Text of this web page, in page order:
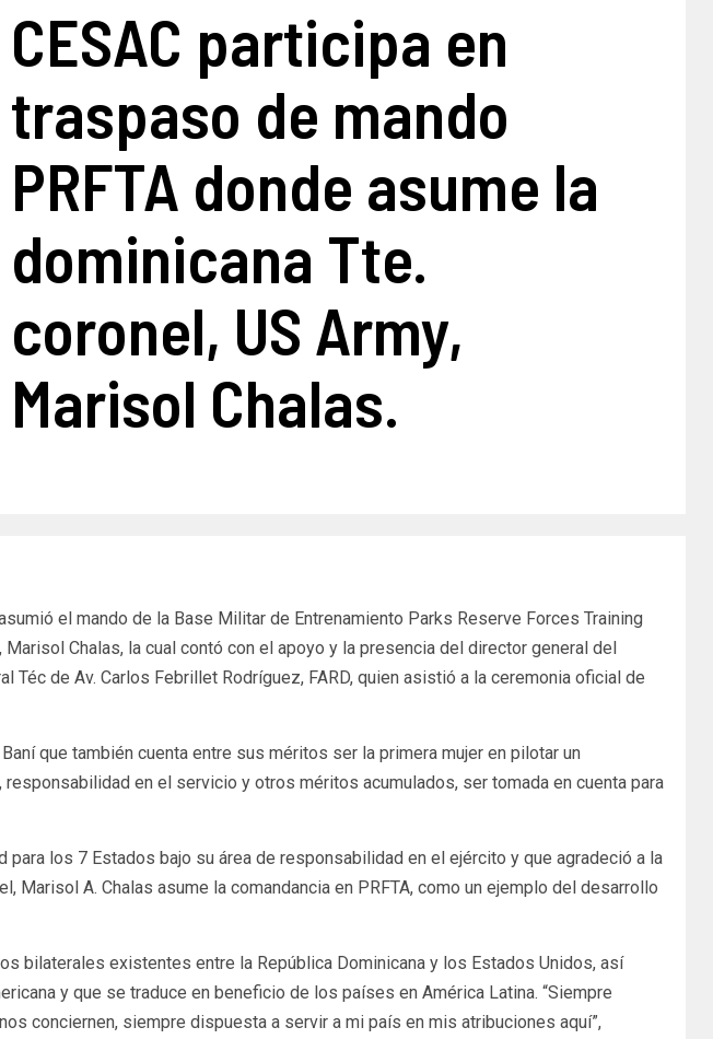
CESAC participa en
traspaso de mando
PRFTA donde asume la
dominicana Tte.
coronel, US Army,
Marisol Chalas.
el mando de la Base Militar de Entrenamiento Parks Reserve Forces Training
Chalas, la cual contó con el apoyo y la presencia del director general del
Téc de Av. Carlos Febrillet Rodríguez, FARD, quien asistió a la ceremonia oficial de
que también cuenta entre sus méritos ser la primera mujer en pilotar un
en el servicio y otros méritos acumulados, ser tomada en cuenta para
los 7 Estados bajo su área de responsabilidad en el ejército y que agradeció a la
A. Chalas asume la comandancia en PRFTA, como un ejemplo del desarrollo
bilaterales existentes entre la República Dominicana y los Estados Unidos, así
y que se traduce en beneficio de los países en América Latina. “Siempre
conciernen, siempre dispuesta a servir a mi país en mis atribuciones aquí”,